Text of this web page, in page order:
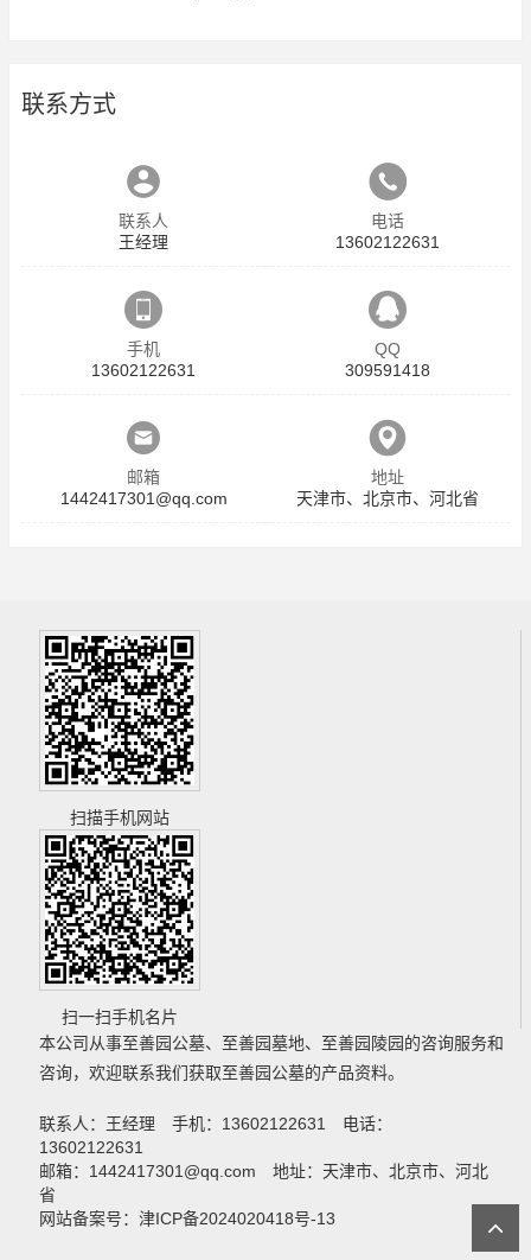
联系方式
联系人
王经理
电话
13602122631
手机
13602122631
QQ
309591418
邮箱
1442417301@qq.com
地址
天津市、北京市、河北省
扫描手机网站
扫一扫手机名片
本公司从事至善园公墓、 至善园墓地、 至善园陵园的咨询服务和
咨询，欢迎联系我们获取至善园公墓的产品资料。
联系人：王经理 手机：13602122631 电话：
13602122631
邮箱：1442417301@qq.com 地址：天津市、北京市、河北
省
网站备案号：津ICP备2024020418号-13